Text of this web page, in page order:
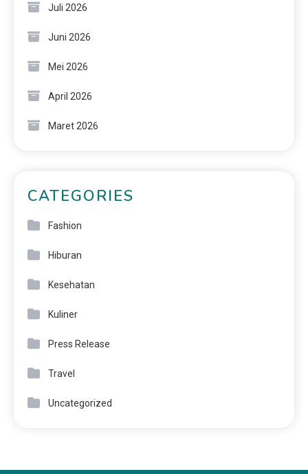
Juli 2026
Juni 2026
Mei 2026
April 2026
Maret 2026
CATEGORIES
Fashion
Hiburan
Kesehatan
Kuliner
Press Release
Travel
Uncategorized